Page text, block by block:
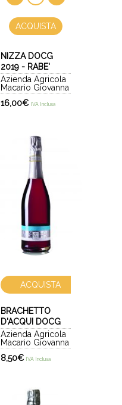
ACQUISTA
NIZZA DOCG
2019 - RABE'
Azienda Agricola
Macario Giovanna
16,00€ IVA Inclusa
ACQUISTA
BRACHETTO
D'ACQUI DOCG
Azienda Agricola
Macario Giovanna
8,50€ IVA Inclusa